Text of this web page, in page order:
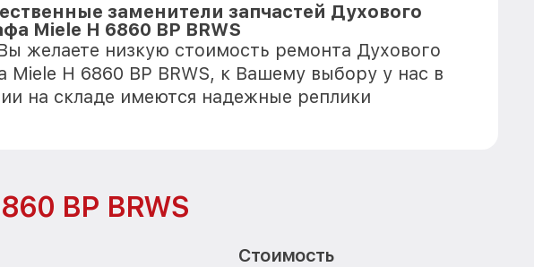
заменители запчастей Духового
Miele H 6860 BP BRWS
желаете низкую стоимость ремонта Духового
Miele H 6860 BP BRWS, к Вашему выбору у нас в
на складе имеются надежные реплики
BP BRWS
Стоимость